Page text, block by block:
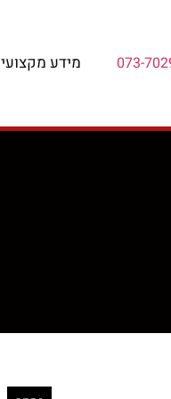
073- מידע מקצועי